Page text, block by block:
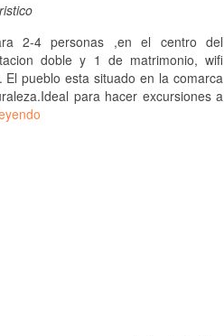
2-4 personas ,en el centro del
doble y 1 de matrimonio, wifi
pueblo esta situado en la comarca
para hacer excursiones a